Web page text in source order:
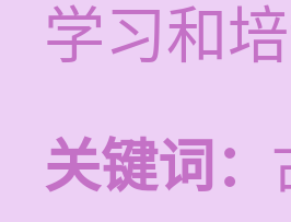
学习和
关键词：